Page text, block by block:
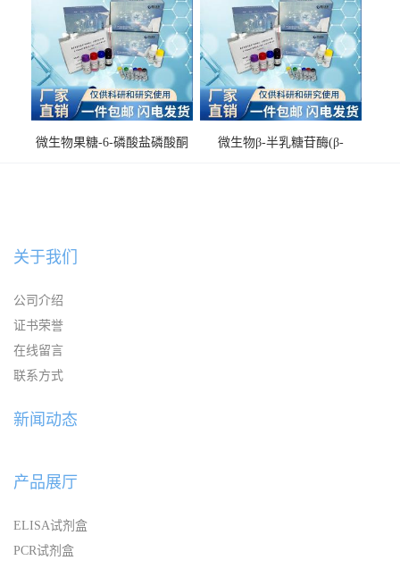
微生物果糖-6-磷酸盐磷酸酮
微生物β-半乳糖苷酶(β-
关于我们
公司介绍
证书荣誉
在线留言
联系方式
新闻动态
产品展厅
ELISA试剂盒
PCR试剂盒